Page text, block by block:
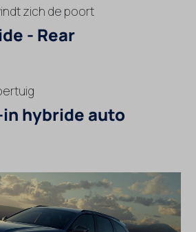
zich de poort
- Rear
hybride auto